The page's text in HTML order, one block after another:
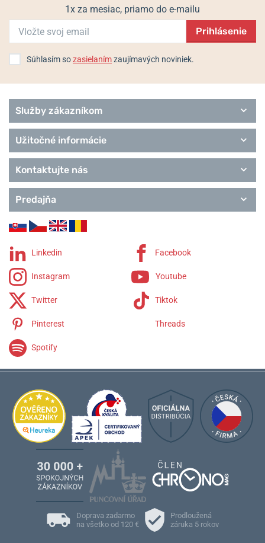
1x za mesiac, priamo do e-mailu
Prihlásenie
Súhlasím sozasielanímzaujímavých noviniek.
Služby zákazníkom
Užitočné informácie
Kontaktujte nás
Predajňa
Linkedin Facebook
Instagram Youtube
Twitter Tiktok
Pinterest Threads
Spotify
Doprava zadarmo
na všetko od 120 €
Prodloužená
záruka 5 rokov